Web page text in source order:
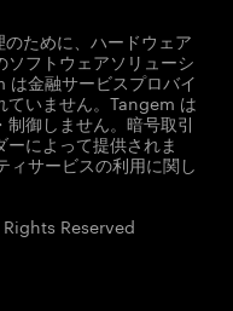
ために、ハードウェア
フトウェアソリューシ
は金融サービスプロバイ
ていません。Tangem は
御しません。暗号取引
によって提供されま
サービスの利用に関し